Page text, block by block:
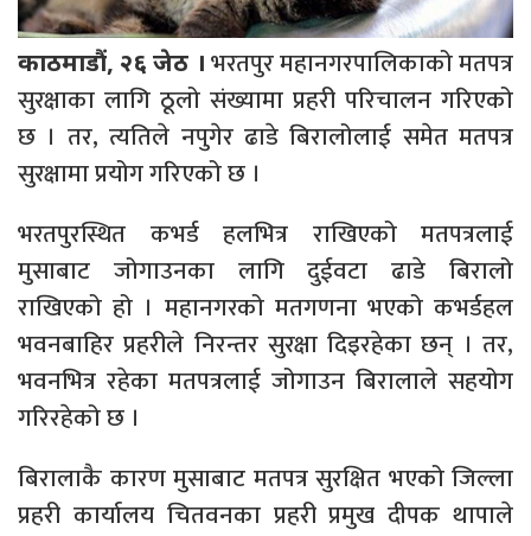
काठमाडौं, २६ जेठ । भरतपुर महानगरपालिकाको मतपत्र
सुरक्षाका लागि ठूलो संख्यामा प्रहरी परिचालन गरिएको
छ । तर, त्यतिले नपुगेर ढाडे बिरालोलाई समेत मतपत्र
सुरक्षामा प्रयोग गरिएको छ ।
भरतपुरस्थित कभर्ड हलभित्र राखिएको मतपत्रलाई
मुसाबाट जोगाउनका लागि दुईवटा ढाडे बिरालो
राखिएको हो । महानगरको मतगणना भएको कभर्डहल
भवनबाहिर प्रहरीले निरन्तर सुरक्षा दिइरहेका छन् । तर,
भवनभित्र रहेका मतपत्रलाई जोगाउन बिरालाले सहयोग
गरिरहेको छ ।
बिरालाकै कारण मुसाबाट मतपत्र सुरक्षित भएको जिल्ला
प्रहरी कार्यालय चितवनका प्रहरी प्रमुख दीपक थापाले